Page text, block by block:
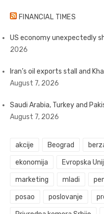
FINANCIAL TIMES
US economy unexpectedly
2026
Iran’s oil exports stall and
August 7, 2026
Saudi Arabia, Turkey and
August 7, 2026
akcije Beograd
ekonomija Evropska
marketing mladi
posao poslovanje